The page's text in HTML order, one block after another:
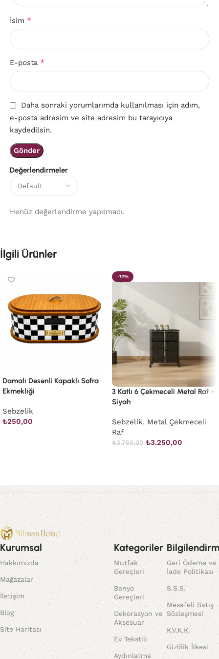
Değerlendirmeler
Henüz değerlendirme yapılmadı.
İsim *
E-posta *
Daha sonraki yorumlarımda kullanılması için adım,
e-posta adresim ve site adresim bu tarayıcıya
kaydedilsin.
İlgili Ürünler
Damalı Desenli Kapaklı Sofra
Ekmekliği
Sebzelik
₺250,00
-13%
3 Katlı 6 Çekmeceli Metal Raf –
Siyah
Sebzelik, Metal Çekmeceli
Raf
₺3.750,00 ₺3.250,00
Kurumsal
Hakkımızda
Mağazalar
İletişim
Blog
Site Haritası
Kategoriler
Mutfak
Gereçleri
Banyo
Gereçleri
Dekorasyon ve
Aksesuar
Ev Tekstili
Aydınlatma
Geri Ödeme ve
İade Politikası
S.S.S.
Mesafeli Satış
Sözleşmesi
K.V.K.K.
Gizlilik İlkesi